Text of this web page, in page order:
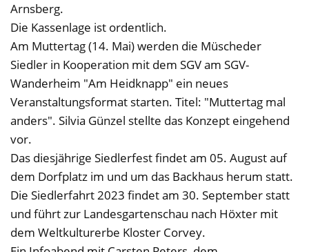
Arnsberg.
Die Kassenlage ist ordentlich.
Am Muttertag (14. Mai) werden die Müscheder
Siedler in Kooperation mit dem SGV am SGV-
Wanderheim "Am Heidknapp" ein neues
Veranstaltungsformat starten. Titel: "Muttertag mal
anders". Silvia Günzel stellte das Konzept eingehend
vor.
Das diesjährige Siedlerfest findet am 05. August auf
dem Dorfplatz im und um das Backhaus herum statt.
Die Siedlerfahrt 2023 findet am 30. September statt
und führt zur Landesgartenschau nach Höxter mit
dem Weltkulturerbe Kloster Corvey.